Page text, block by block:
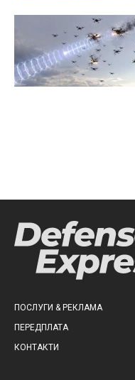
ПОСЛУГИ & РЕКЛАМА
ПЕРЕДПЛАТА
КОНТАКТИ